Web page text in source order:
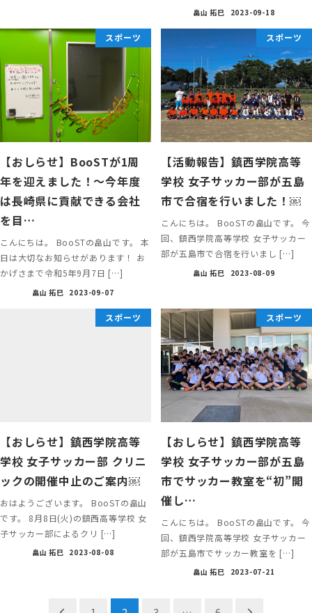
畠山 拓巳 2023-09-18
スポーツ
【おしらせ】BooSTが1周
年を迎えました！〜今年度
は長崎県に貢献できる会社
を目…
こんにちは。 BooSTの畠山です。 本
日は大切なお知らせがあります！ お
かげさまで令和5年9月7日 […]
畠山 拓巳 2023-09-07
スポーツ
【活動報告】鎮西学院高等
学校 女子サッカー部が五島
市で合宿を行いました！￼
こんにちは。 BooSTの畠山です。 今
回、鎮西学院高等学校 女子サッカー
部が五島市で合宿を行いまし […]
畠山 拓巳 2023-08-09
スポーツ
【おしらせ】鎮西学院高等
学校 女子サッカー部 クリニ
ックの開催中止のご案内￼
おはようございます。 BooSTの畠山
です。 8月8日(火)の鎮西高等学校 女
子サッカー部によるクリ […]
畠山 拓巳 2023-08-08
スポーツ
【おしらせ】鎮西学院高等
学校 女子サッカー部が五島
市でサッカー教室を“初”開
催し…
こんにちは。 BooSTの畠山です。 今
回、鎮西学院高等学校 女子サッカー
部が五島市でサッカー教室を […]
畠山 拓巳 2023-07-21